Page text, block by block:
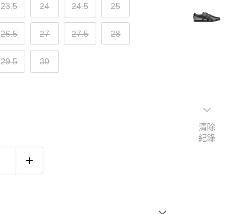
23.5 24 24.5 25
26.5 27 27.5 28
29.5 30
清除
紀錄